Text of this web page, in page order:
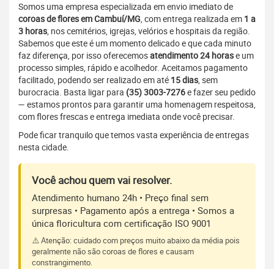
Somos uma empresa especializada em envio imediato de
coroas de flores em Cambuí/MG, com entrega realizada em 1 a
3 horas, nos cemitérios, igrejas, velórios e hospitais da região.
Sabemos que este é um momento delicado e que cada minuto
faz diferença, por isso oferecemosatendimento 24 horase um
processo simples, rápido e acolhedor. Aceitamos pagamento
facilitado, podendo ser realizado em até 15 dias, sem
burocracia. Basta ligar para (35) 3003-7276e fazer seu pedido
— estamos prontos para garantir uma homenagem respeitosa,
com flores frescas e entrega imediata onde você precisar.
Pode ficar tranquilo que temos vasta experiência de entregas
nesta cidade.
Você achou quem vai resolver.
Atendimento humano 24h • Preço final sem
surpresas • Pagamento após a entrega • Somos a
única floricultura com certificação ISO 9001
⚠️ Atenção: cuidado com preços muito abaixo da média pois
geralmente não são coroas de flores e causam
constrangimento.